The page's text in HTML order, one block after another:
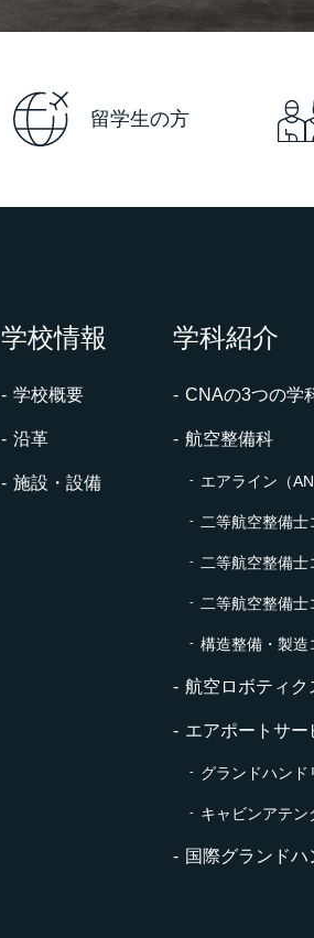
留学生の方
学校情報
学校概要
沿革
施設・設備
学科紹介
CNAの3つの学
航空整備科
エアライン（
二等航空整備士
二等航空整備士
二等航空整備士
構造整備・製造
航空ロボティク
エアポートサー
グランドハンド
キャビンアテン
国際グランド